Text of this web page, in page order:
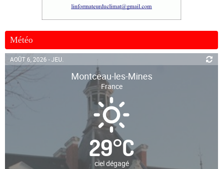
Météo
AOÛT 6, 2026 - JEU.
Montceau-les-Mines
France
29°C
ciel dégagé